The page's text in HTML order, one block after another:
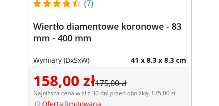
(7)
Wiertło diamentowe koronowe - 83
mm - 400 mm
Wymiary (DxSxW) 41 x 8.3 x 8.3 cm
158,00 zł175,00 zł
Najniższa cena w zł z 30 dni przed obniżką: 175,00 zł
Oferta limitowana